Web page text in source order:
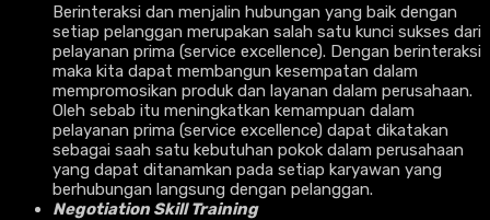
Berinteraksi dan menjalin hubungan yang baik dengan
setiap pelanggan merupakan salah satu kunci sukses dari
pelayanan prima (service excellence). Dengan berinteraksi
maka kita dapat membangun kesempatan dalam
mempromosikan produk dan layanan dalam perusahaan.
Oleh sebab itu meningkatkan kemampuan dalam
pelayanan prima (service excellence) dapat dikatakan
sebagai saah satu kebutuhan pokok dalam perusahaan
yang dapat ditanamkan pada setiap karyawan yang
berhubungan langsung dengan pelanggan.
Negotiation Skill Training